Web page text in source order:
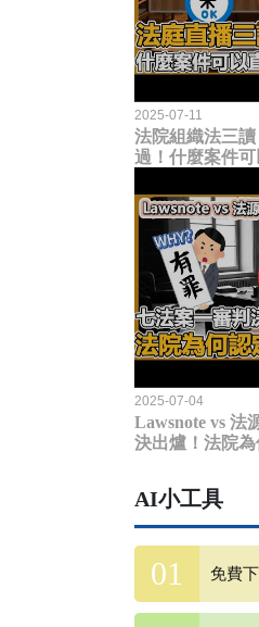
2025-07-11
法院組織法三
過！什麼案件
2025-07-04
Lawsnote vs 法
決出爐！法院
AI小工具
免費